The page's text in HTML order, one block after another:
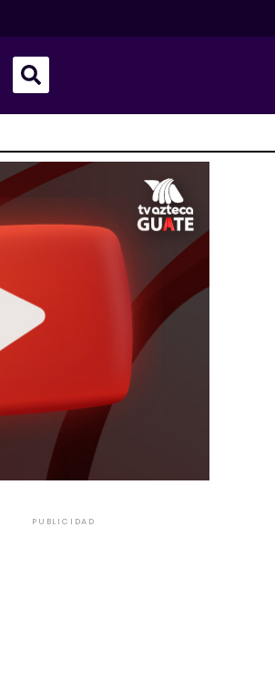
PUBLICIDAD